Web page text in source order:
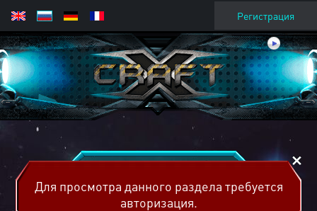
Регистрация
Для просмотра данного раздела требуется
авторизация.